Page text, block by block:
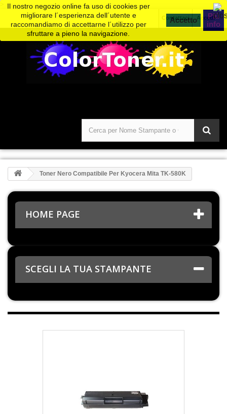
Accedi
Contattaci
Il nostro negozio online fa uso di cookies per
migliorare l´esperienza dell´utente e
raccomandiamo di accettarne l´utilizzo per
sfruttare a pieno la navigazione.
Piú
info
Toner Nero Compatibile Per Kyocera Mita TK-580K
HOME PAGE
SCEGLI LA TUA STAMPANTE